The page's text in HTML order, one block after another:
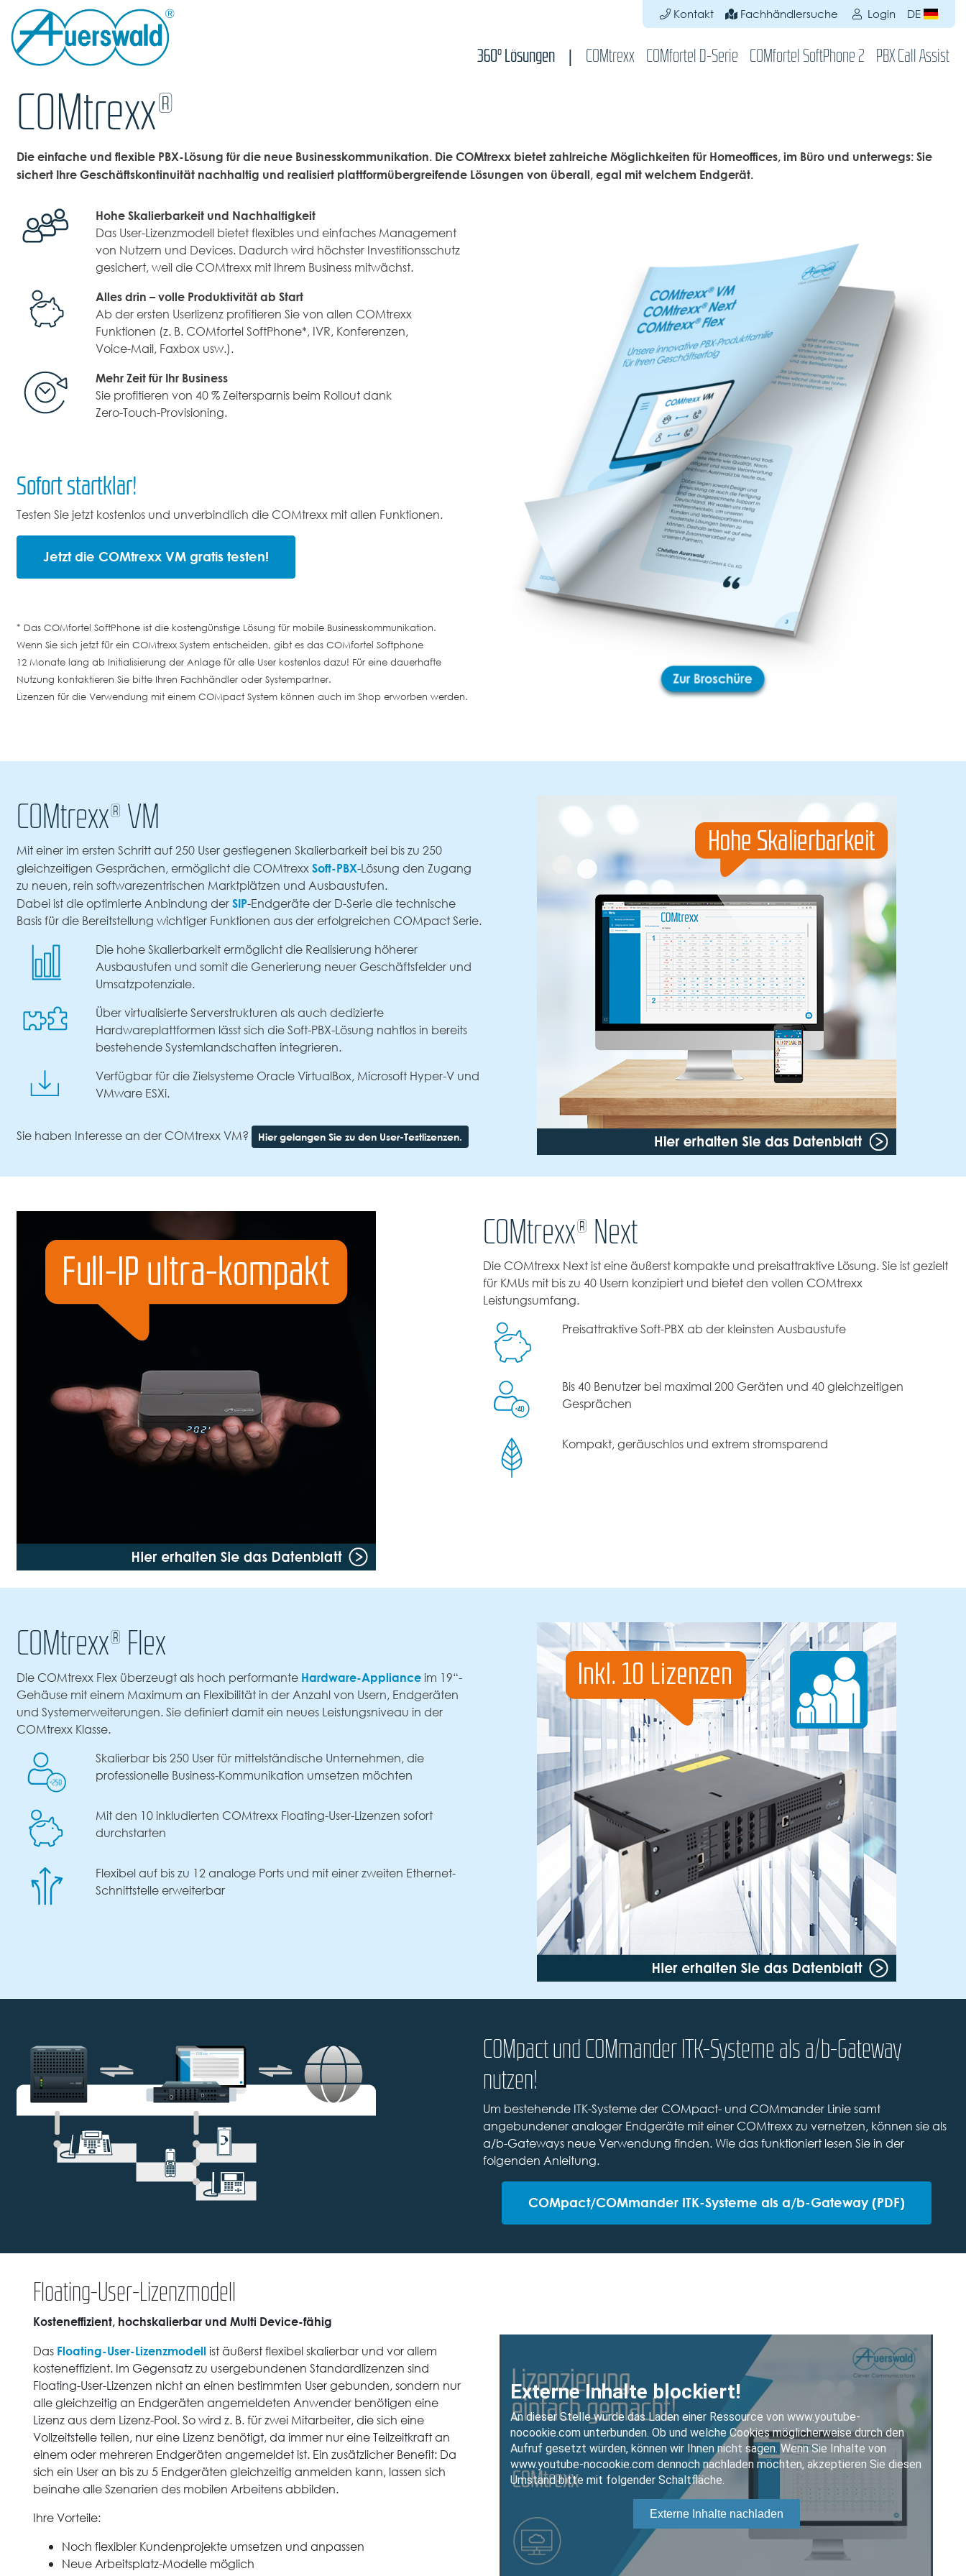
Kontakt Fachhändlersuche Login DE
360° Lösungen COMtrexx COMfortel D-Serie COMfortel SoftPhone 2 PBX Call Assist
COMtrexx®
Die einfache und flexible PBX-Lösung für die neue Businesskommunikation. DieCOMtrexx bietet zahlreiche Möglichkeiten für Homeoffices, im Büro und unterwegs: Sie
sichert Ihre Geschäftskontinuität nachhaltig und realisiert plattformübergreifende Lösungen von überall, egal mit welchem Endgerät.
Hohe Skalierbarkeit und Nachhaltigkeit
Das User-Lizenzmodell bietet flexibles und einfaches Management
von Nutzern und Devices. Dadurch wird höchster Investitionsschutz
gesichert, weil die COMtrexx mit Ihrem Business mitwächst.
Alles drin – volle Produktivität ab Start
Ab der ersten Userlizenz profitieren Sie von allen COMtrexx
Funktionen (z. B. COMfortel SoftPhone*, IVR, Konferenzen,
Voice-Mail, Faxbox usw.).
Mehr Zeit für Ihr Business
Sie profitieren von 40 % Zeitersparnis beim Rollout dank
Zero-Touch-Provisioning.
Sofort startklar!
Testen Sie jetzt kostenlos und unverbindlich die COMtrexx mit allen Funktionen.
Jetzt die COMtrexx VM gratis testen!
* Das COMfortel SoftPhone ist die kostengünstige Lösung für mobile Businesskommunikation.
Wenn Sie sich jetzt für ein COMtrexx System entscheiden, gibt es das COMfortel Softphone
12 Monate lang ab Initialisierung der Anlage für alle User kostenlos dazu! Für eine dauerhafte
Nutzung kontaktieren Sie bitte Ihren Fachhändler oder Systempartner.
Lizenzen für die Verwendung mit einem COMpact System können auch im Shop erworben werden.
COMtrexx® VM
Mit einer im ersten Schritt auf 250 User gestiegenen Skalierbarkeit bei bis zu 250
gleichzeitigen Gesprächen, ermöglicht die COMtrexxSoft-PBX-Lösung den Zugang
zu neuen, rein softwarezentrischen Marktplätzen und Ausbaustufen.
Dabei ist die optimierte Anbindung derSIP-Endgeräte der D-Serie die technische
Basis für die Bereitstellung wichtiger Funktionen aus der erfolgreichen COMpact Serie.
Die hohe Skalierbarkeit ermöglicht die Realisierung höherer
Ausbaustufen und somit die Generierung neuer Geschäftsfelder und
Umsatzpotenziale.
Über virtualisierte Serverstrukturen als auch dedizierte
Hardwareplattformen lässt sich die Soft-PBX-Lösung nahtlos in bereits
bestehende Systemlandschaften integrieren.
Verfügbar für die Zielsysteme Oracle VirtualBox, Microsoft Hyper-V und
VMware ESXi.
Sie haben Interesse an der COMtrexx VM? Hier gelangen Sie zu den User-Testlizenzen.
COMtrexx® Next
Die COMtrexx Next ist eine äußerst kompakte und preisattraktive Lösung. Sie ist gezielt
für KMUs mit bis zu 40 Usern konzipiert und bietet den vollen COMtrexx
Leistungsumfang.
Preisattraktive Soft-PBX ab der kleinsten Ausbaustufe
Bis 40 Benutzer bei maximal 200 Geräten und 40 gleichzeitigen
Gesprächen
Kompakt, geräuschlos und extrem stromsparend
COMtrexx® Flex
Die COMtrexx Flex überzeugt als hoch performante Hardware-Applianceim 19“-
Gehäuse mit einem Maximum an Flexibilität in der Anzahl von Usern, Endgeräten
und Systemerweiterungen. Sie definiert damit ein neues Leistungsniveau in der
COMtrexx Klasse.
Skalierbar bis 250 User für mittelständische Unternehmen, die
professionelle Business-Kommunikation umsetzen möchten
Mit den 10 inkludierten COMtrexx Floating-User-Lizenzen sofort
durchstarten
Flexibel auf bis zu 12 analoge Ports und mit einer zweiten Ethernet-
Schnittstelle erweiterbar
COMpact und COMmander ITK-Systeme als a/b-Gateway
nutzen!
Um bestehende ITK-Systeme der COMpact- und COMmander Linie samt
angebundener analoger Endgeräte mit einer COMtrexx zu vernetzen, können sie als
a/b-Gateways neue Verwendung finden. Wie das funktioniert lesen Sie in der
folgenden Anleitung.
COMpact/COMmander ITK-Systeme als a/b-Gateway (PDF)
Floating-User-Lizenzmodell
Kosteneffizient, hochskalierbar und Multi Device-fähig
Das Floating-User-Lizenzmodell ist äußerst flexibel skalierbar und vor allem
kosteneffizient. Im Gegensatz zu usergebundenen Standardlizenzen sind
Floating-User-Lizenzen nicht an einen bestimmten User gebunden, sondern nur
alle gleichzeitig an Endgeräten angemeldeten Anwender benötigen eine
Lizenz aus dem Lizenz-Pool. So wird z. B. für zwei Mitarbeiter, die sich eine
Vollzeitstelle teilen, nur eine Lizenz benötigt, da immer nur eine Teilzeitkraft an
einem oder mehreren Endgeräten angemeldet ist. Ein zusätzlicher Benefit: Da
sich ein User an bis zu 5 Endgeräten gleichzeitig anmelden kann, lassen sich
beinahe alle Szenarien des mobilen Arbeitens abbilden.
Ihre Vorteile:
Noch flexibler Kundenprojekte umsetzen und anpassen
Neue Arbeitsplatz-Modelle möglich